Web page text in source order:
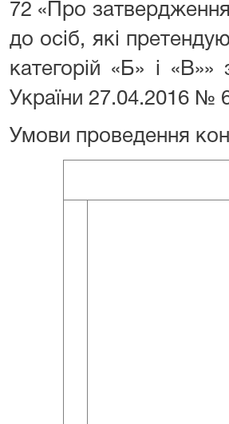
72 «Про
до осіб, які
категорій «Б» і «В»»
України 27.04.2016 №
Умови проведення